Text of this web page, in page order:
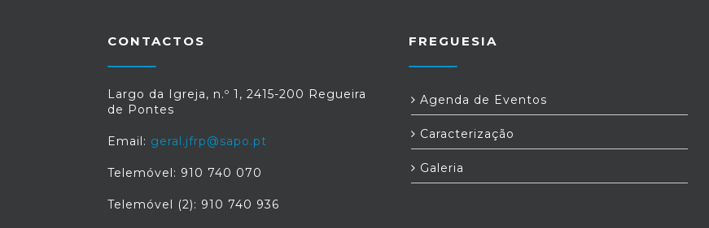
CONTACTOS
Largo da Igreja, n.º 1, 2415-200 Regueira
de Pontes
Email: geral.jfrp@sapo.pt
Telemóvel: 910 740 070
Telemóvel (2): 910 740 936
FREGUESIA
Agenda de Eventos
Caracterização
Galeria